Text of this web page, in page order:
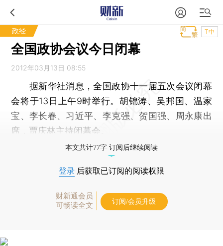
政经 T中
全国政协会议今日闭幕
2012年03月13日 08:55
据新华社消息，全国政协十一届五次会议闭幕
会将于13日上午9时举行。胡锦涛、吴邦国、温家
宝、李长春、习近平、李克强、贺国强、周永康出
席，贾庆林主持闭幕会。
本文共计77字 订阅后继续阅读
登录 后获取已订阅的阅读权限
财新通会员
可畅读全文
订阅/会员升级